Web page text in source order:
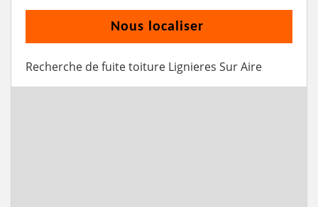
Nous localiser
Recherche de fuite toiture Lignieres Sur Aire